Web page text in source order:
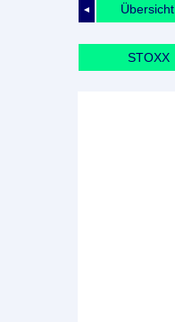
◄ Übersicht
STOXX